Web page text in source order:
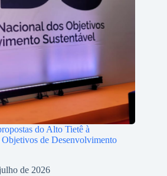
do Alto Tietê à
de Desenvolvimento
de 2026